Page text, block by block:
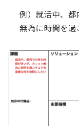
例）就活中、
無為に時間を